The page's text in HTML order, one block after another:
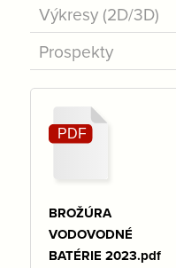
Výkresy (2D/3D)
Prospekty
BROŽÚRA
VODOVODNÉ
BATÉRIE 2023.pdf